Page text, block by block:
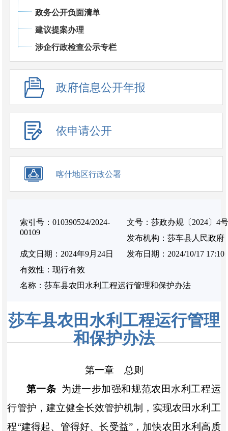
政务公开负面清单
建议提案办理
涉企行政检查公示专栏
政府信息公开年报
依申请公开
喀什地区行政公署
索引号：010390524/2024-
00109
文号：莎政办规〔2024〕4号
发布机构：莎车县人民政府
成文日期：2024年9月24日
发布日期：2024/10/17 17:10
有效性：现行有效
名称：莎车县农田水利工程运行管理和保护办法
莎车县农田水利工程运行管理
和保护办法
第一章 总则
第一条 为进一步加强和规范农田水利工程运
行管护，建立健全长效管护机制， 实现农田水利工
程“建得起、管得好、长受益”， 加快农田水利高质